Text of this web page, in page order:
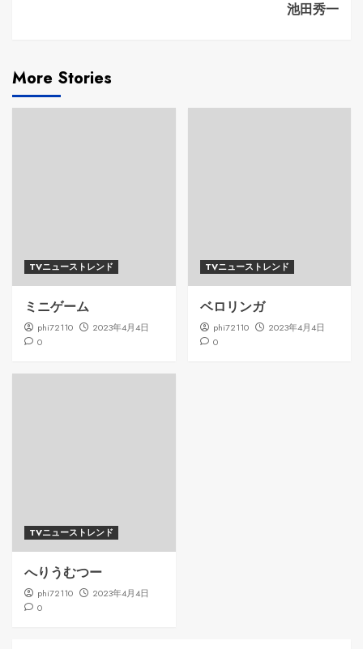
池田秀一
More Stories
TVニューストレンド
ミニゲーム
phi72110
2023年4月4日
0
TVニューストレンド
ベロリンガ
phi72110
2023年4月4日
0
TVニューストレンド
へりうむつー
phi72110
2023年4月4日
0